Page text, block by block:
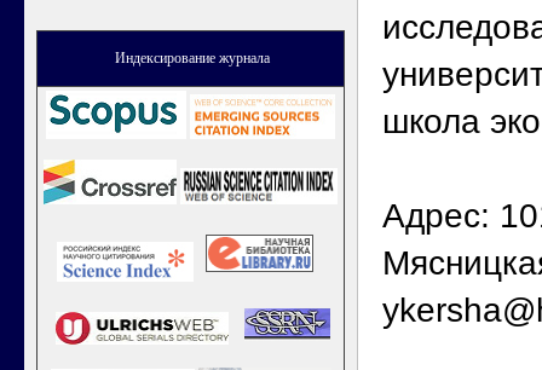
Индексирование журнала
школа
Адрес: